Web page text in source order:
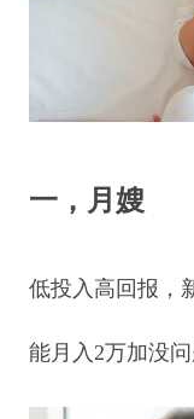
一，月嫂
低投入高回报，
能月入2万加没问